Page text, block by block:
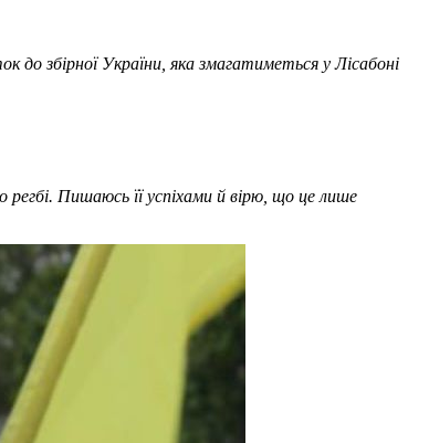
до збірної України, яка змагатиметься у Лісабоні
регбі. Пишаюсь її успіхами й вірю, що це лише